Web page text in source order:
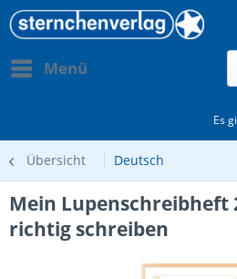
Menü
Es
Übersicht Deutsch
Mein Lupenschreibheft
richtig schreiben